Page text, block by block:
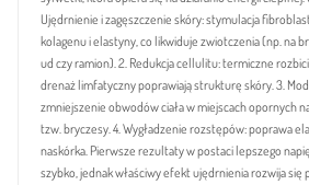
Ujędrnienie i zagęszczenie skóry: stymulacja
kolagenu i elastyny, co likwiduje zwiotczenia (np. na
ud czy ramion). 2. Redukcja cellulitu: termiczne
drenaż limfatyczny poprawiają strukturę skóry. 3.
zmniejszenie obwodów ciała w miejscach opornych
tzw. bryczesy. 4. Wygładzenie rozstępów: poprawa
naskórka. Pierwsze rezultaty w postaci lepszego
szybko, jednak właściwy efekt ujędrnienia rozwija się